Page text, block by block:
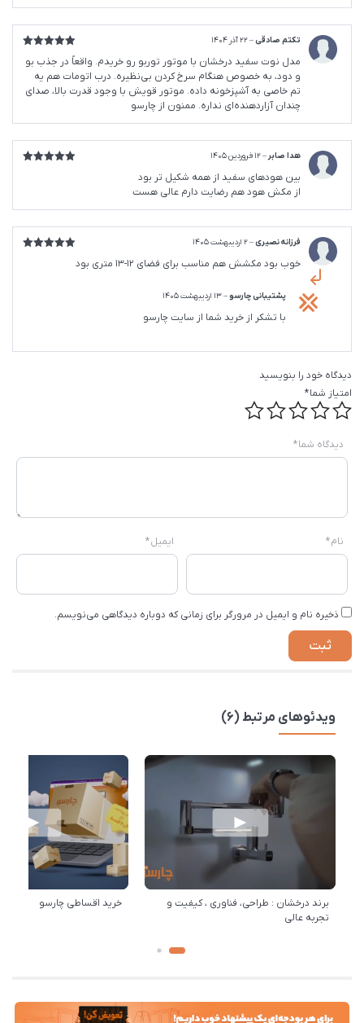
امتیاز
5
تکتم صادقی–22 آذر 1404
مدل نوت سفید درخشان با موتور توربو رو خریدم. واقعاً در جذب بو
و دود، به خصوص هنگام سرخ کردن بی‌نظیره. درب اتومات هم یه
تم خاصی به آشپزخونه داده. موتور قویش با وجود قدرت بالا، صداى
چندان آزاردهنده‌ای نداره. ممنون از چارسو
هدا صابر–12 فروردین 1405
بین هودهای سفید از همه شکیل تر بود
از مکش هود هم رضایت دارم عالی هست
فرزانه نصیری–2 اردیبهشت 1405
خوب بود مکشش هم مناسب برای فضای ۱۲-۱۳ متری بود
پشتیبانی چارسو–13 اردیبهشت 1405
با تشکر از خرید شما از سایت چارسو
دیدگاه خود را بنویسید
امتیاز شما*
دیدگاه شما*
نام* ایمیل*
ذخیره نام و ایمیل در مرورگر برای زمانی که دوباره دیدگاهی می‌نویسم.
ویدئوهای مرتبط (6)
برند درخشان : طراحی، فناوری ، کیفیت و
تجربه عالی
خرید اقساطی چارسو